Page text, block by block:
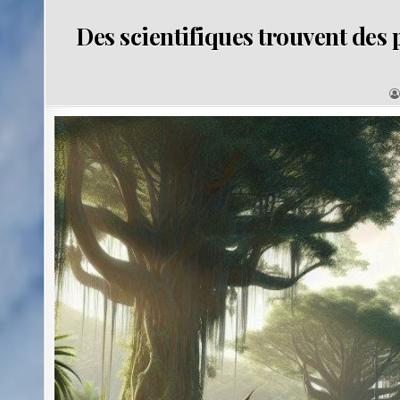
Des scientifiques trouvent des